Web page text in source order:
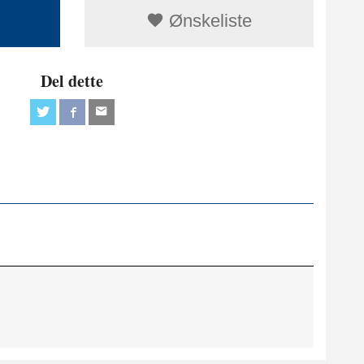
Ønskeliste
Del dette